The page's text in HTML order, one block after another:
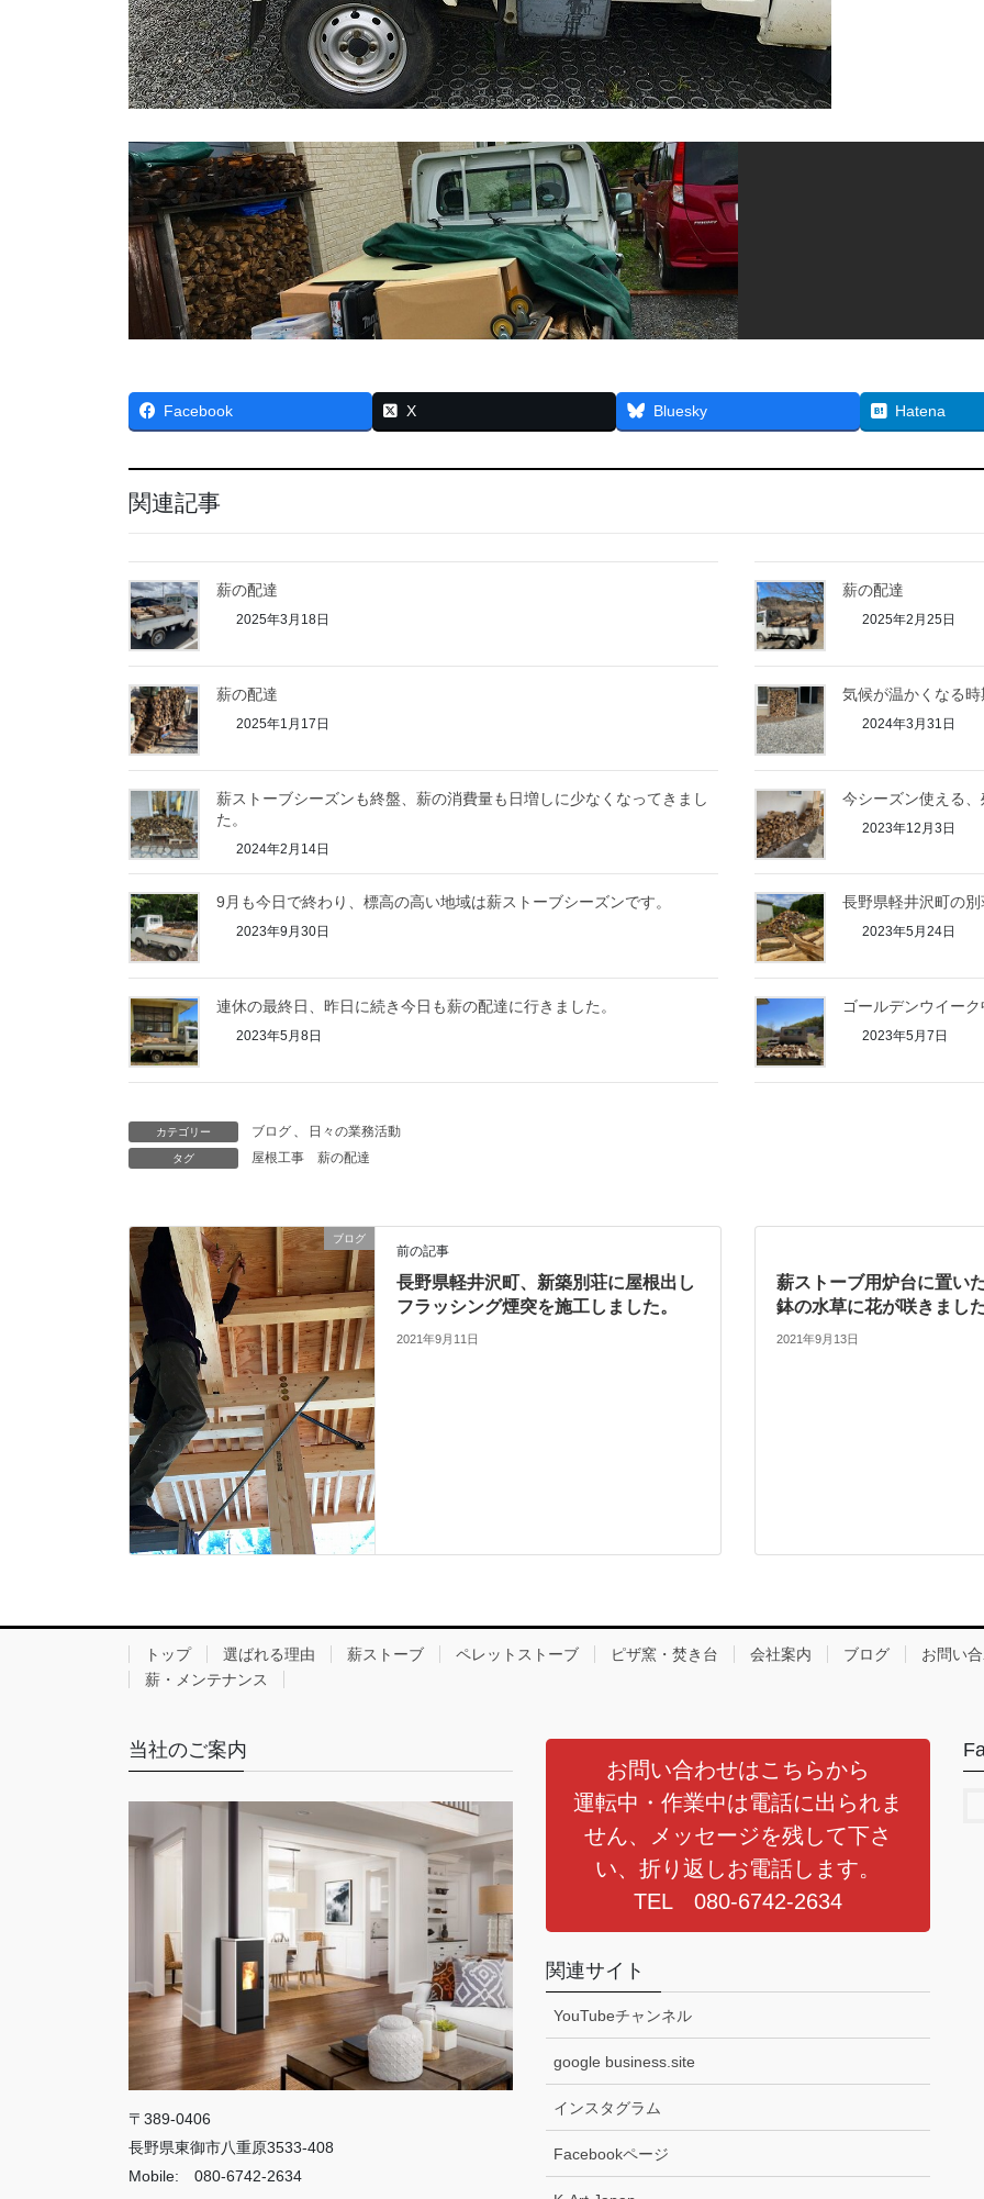
Facebook X Bluesky Hatena
関連記事
薪の配達
2025年3月18日
薪の配達
2025年2月25日
薪の配達
2025年1月17日
気候が温かくなる
2024年3月31日
薪ストーブシーズンも終盤、薪の消費量も日増しに少なくなってきまし
た。
2024年2月14日
今シーズン使える
2023年12月3日
9月も今日で終わり、標高の高い地域は薪ストーブシーズンです。
2023年9月30日
長野県軽井沢町の
2023年5月24日
連休の最終日、昨日に続き今日も薪の配達に行きました。
2023年5月8日
ゴールデンウイー
2023年5月7日
カテゴリー ブログ 、 日々の業務活動
タグ 屋根工事 薪の配達
ブログ
前の記事
長野県軽井沢町、新築別荘に屋根出し
フラッシング煙突を施工しました。
2021年9月11日
薪ストーブ用炉台に置い
鉢の水草に花が咲きました
2021年9月13日
トップ 選ばれる理由 薪ストーブ ペレットストーブ ピザ窯・焚き台 会社案内 ブログ お問い
薪・メンテナンス
当社のご案内
〒389-0406
長野県東御市八重原3533-408
Mobile: 080-6742-2634
お問い合わせはこちらから
運転中・作業中は電話に出られま
せん、メッセージを残して下さ
い、折り返しお電話します。
TEL 080-6742-2634
関連サイト
YouTubeチャンネル
google business.site
インスタグラム
Facebookページ